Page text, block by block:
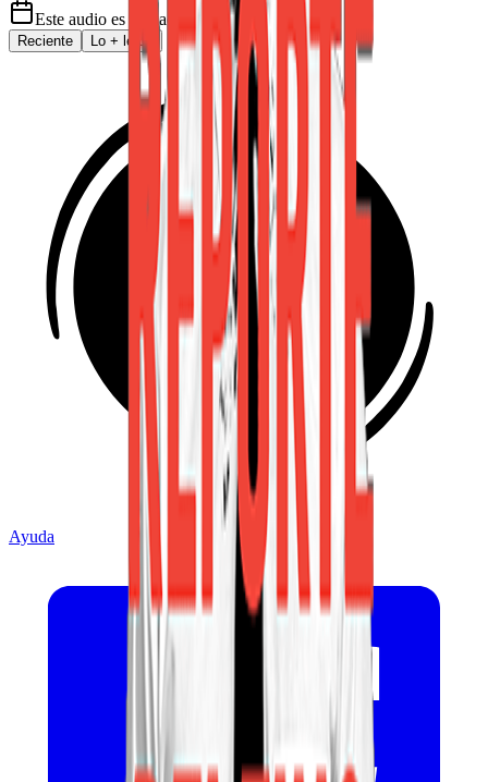
Este audio es de hace 6 años
Reciente Lo + leído
Ayuda